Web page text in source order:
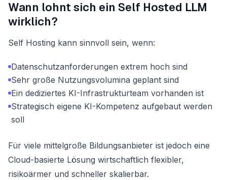
Wann lohnt sich ein Self Hosted LLM
wirklich?
Self Hosting kann sinnvoll sein, wenn:
Datenschutzanforderungen extrem hoch sind
Sehr große Nutzungsvolumina geplant sind
Ein dediziertes KI-Infrastrukturteam vorhanden ist
Strategisch eigene KI-Kompetenz aufgebaut werden
soll
Für viele mittelgroße Bildungsanbieter ist jedoch eine
Cloud-basierte Lösung wirtschaftlich flexibler,
risikoärmer und schneller skalierbar.